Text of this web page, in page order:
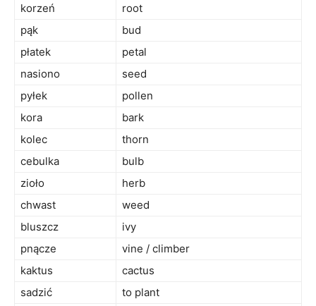
korzeń
root
pąk
bud
płatek
petal
nasiono
seed
pyłek
pollen
kora
bark
kolec
thorn
cebulka
bulb
zioło
herb
chwast
weed
bluszcz
ivy
pnącze
vine / climber
kaktus
cactus
sadzić
to plant